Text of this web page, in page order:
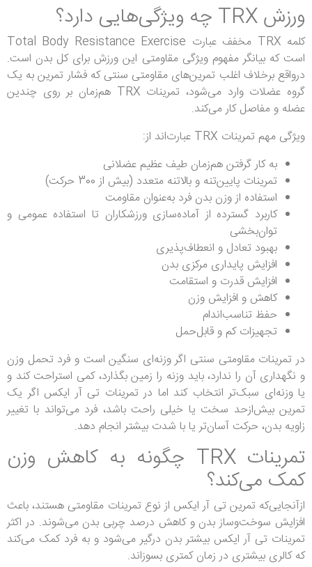
ورزش TRX چه ویژگی‌هایی دارد؟
کلمه TRX مخفف عبارت Total Body Resistance Exercise
است که بیانگر مفهوم ویژگی مقاومتی این ورزش برای کل بدن است.
درواقع برخلاف اغلب تمرین‌های مقاومتی سنتی که فشار تمرین به یک
گروه عضلات وارد می‌شود، تمرینات TRX هم‌زمان بر روی چندین
عضله و مفاصل کار می‌کند.
ویژگی مهم تمرینات TRX عبارت‌اند از:
به کار گرفتن هم‌زمان طیف عظیم عضلانی
تمرینات پایین‌تنه و بالاتنه متعدد (بیش از 300 حرکت)
استفاده از وزن بدن فرد به‌عنوان مقاومت
کاربرد گسترده از آماده‌سازی ورزشکاران تا استفاده عمومی و
توان‌بخشی
بهبود تعادل و انعطاف‌پذیری
افزایش پایداری مرکزی بدن
افزایش قدرت و استقامت
کاهش و افزایش وزن
حفظ تناسب‌اندام
تجهیزات کم و قابل‌حمل
در تمرینات مقاومتی سنتی اگر وزنه‌ای سنگین است و فرد تحمل وزن
و نگهداری آن را ندارد، باید وزنه را زمین بگذارد، کمی استراحت کند و
یا وزنه‌ای سبک‌تر انتخاب کند اما در تمرینات تی آر ایکس اگر یک
تمرین بیش‌ازحد سخت یا خیلی راحت باشد، فرد می‌تواند با تغییر
زاویه بدن، حرکت آسان‌تر یا با شدت بیشتر انجام دهد.
تمرینات TRX چگونه به کاهش وزن
کمک می‌کند؟
ازآنجایی‌که تمرین تی‌ آر ایکس از نوع تمرینات مقاومتی هستند، باعث
افزایش سوخت‌وساز بدن و کاهش درصد چربی بدن می‌شوند. در اکثر
تمرینات تی ‌آر ایکس بیشتر بدن درگیر می‌شود و به فرد کمک می‌کند
که کالری بیشتری در زمان کمتری بسوزاند.